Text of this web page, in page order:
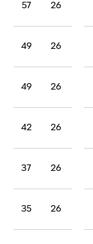
26
57
26
49
26
49
26
42
26
37
26
35